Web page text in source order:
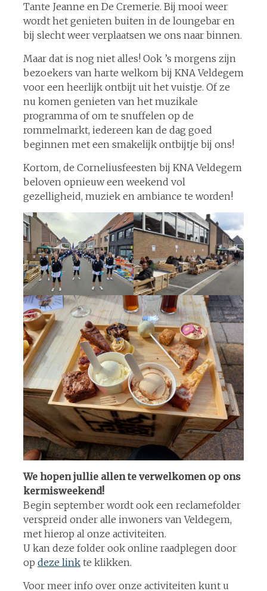
Tante Jeanne en De Cremerie. Bij mooi weer
wordt het genieten buiten in de loungebar en
bij slecht weer verplaatsen we ons naar binnen.
Maar dat is nog niet alles! Ook ’s morgens zijn
bezoekers van harte welkom bij KNA Veldegem
voor een heerlijk ontbijt uit het vuistje. Of ze
nu komen genieten van het muzikale
programma of om te snuffelen op de
rommelmarkt, iedereen kan de dag goed
beginnen met een smakelijk ontbijtje bij ons!
Kortom, de Corneliusfeesten bij KNA Veldegem
beloven opnieuw een weekend vol
gezelligheid, muziek en ambiance te worden!
We hopen jullie allen te verwelkomen op ons
kermisweekend!
Begin september wordt ook een reclamefolder
verspreid onder alle inwoners van Veldegem,
met hierop al onze activiteiten.
U kan deze folder ook online raadplegen door
op deze linkte klikken.
Voor meer info over onze activiteiten kunt u